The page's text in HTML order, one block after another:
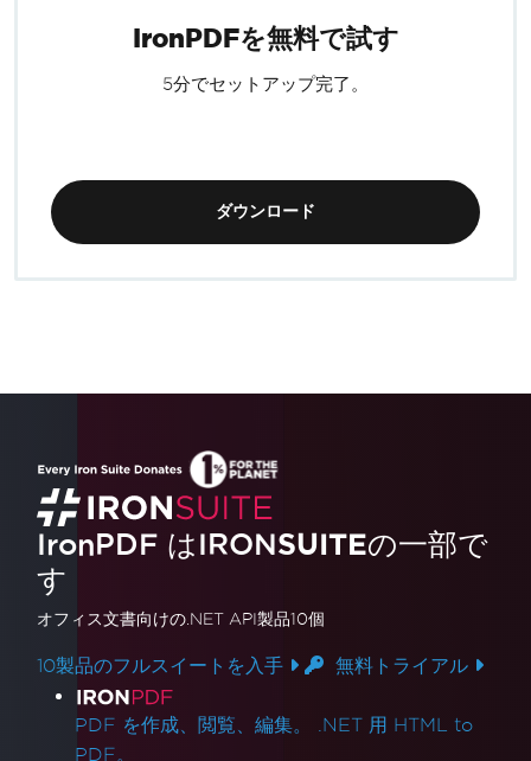
IronPDFを無料で試す
5分でセットアップ完了。
ダウンロード
IronPDF はIRONSUITEの一部で
す
オフィス文書向けの.NET API製品10個
10製品のフルスイートを入手 無料トライアル
製品リンク
PDF を作成、閲覧、編集。 .NET 用 HTML to
PDF。